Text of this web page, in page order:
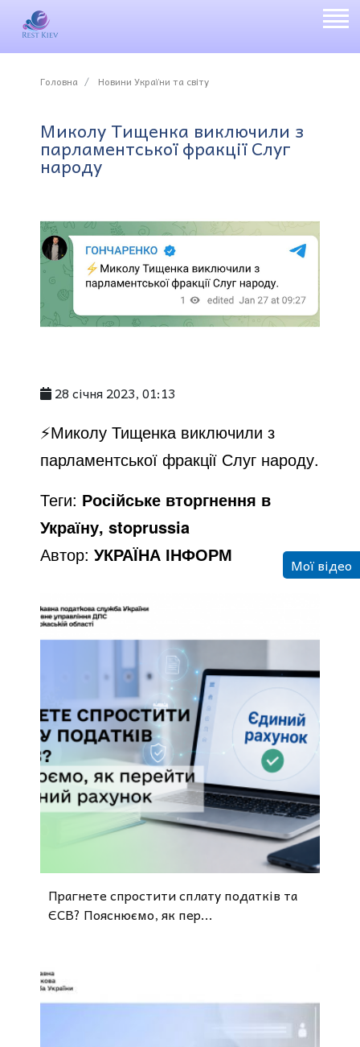
Головна Новини України та світу
Миколу Тищенка виключили з
парламентської фракції Слуг
народу
28 січня 2023, 01:13
⚡️Миколу Тищенка виключили з
парламентської фракції Слуг народу.
Теги: Російське вторгнення в
Україну, stoprussia
Автор:УКРАЇНА ІНФОРМ
Прагнете спростити сплату податків та
ЄСВ? Пояснюємо, як пер...
Мої відео